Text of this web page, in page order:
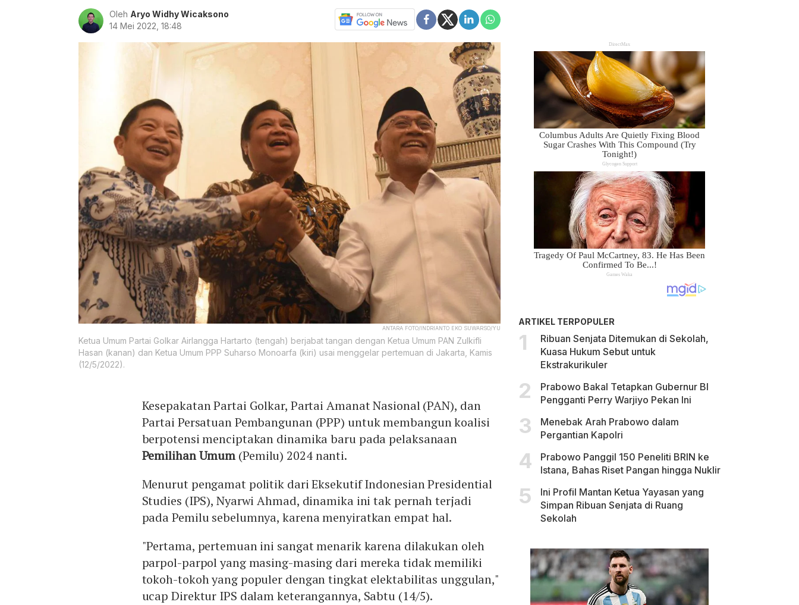
Oleh Aryo Widhy Wicaksono
14 Mei 2022, 18:48
ANTARA FOTO/INDRIANTO EKO SUWARSO/YU
Ketua Umum Partai Golkar Airlangga Hartarto (tengah) berjabat tangan dengan Ketua Umum PAN Zulkifli
Hasan (kanan) dan Ketua Umum PPP Suharso Monoarfa (kiri) usai menggelar pertemuan di Jakarta, Kamis
(12/5/2022).
Kesepakatan Partai Golkar, Partai Amanat Nasional (PAN), dan
Partai Persatuan Pembangunan (PPP) untuk membangun koalisi
berpotensi menciptakan dinamika baru pada pelaksanaan
Pemilihan Umum (Pemilu) 2024 nanti.
Menurut pengamat politik dari Eksekutif Indonesian Presidential
Studies (IPS), Nyarwi Ahmad, dinamika ini tak pernah terjadi
pada Pemilu sebelumnya, karena menyiratkan empat hal.
"Pertama, pertemuan ini sangat menarik karena dilakukan oleh
parpol-parpol yang masing-masing dari mereka tidak memiliki
tokoh-tokoh yang populer dengan tingkat elektabilitas unggulan,"
ucap Direktur IPS dalam keterangannya, Sabtu (14/5).
ARTIKEL TERPOPULER
Ribuan Senjata Ditemukan di Sekolah,
Kuasa Hukum Sebut untuk
Ekstrakurikuler
Prabowo Bakal Tetapkan Gubernur BI
Pengganti Perry Warjiyo Pekan Ini
Menebak Arah Prabowo dalam
Pergantian Kapolri
Prabowo Panggil 150 Peneliti BRIN ke
Istana, Bahas Riset Pangan hingga Nuklir
Ini Profil Mantan Ketua Yayasan yang
Simpan Ribuan Senjata di Ruang
Sekolah